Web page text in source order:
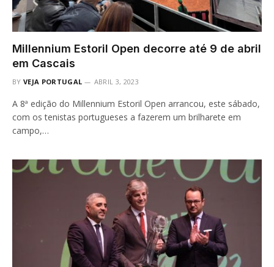
Millennium Estoril Open decorre até 9 de abril
em Cascais
BY VEJA PORTUGAL ABRIL 3, 2023
A 8ª edição do Millennium Estoril Open arrancou, este sábado,
com os tenistas portugueses a fazerem um brilharete em
campo,…